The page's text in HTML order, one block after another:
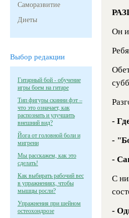
Саморазвитие
Диеты
Выбор редакции
Гитарный бой - обучение
игры боем на гитаре
Тип фигуры скинни фэт –
что это означает, как
распознать и улучшить
внешний вид?
Йога от головной боли и
мигрени
Мы расскажем, как это
сделать!
Как выбирать рабочий вес
в упражнениях, чтобы
мышцы росли?
Упражнения при шейном
остеохондрозе
Он
-
-
-
С
-